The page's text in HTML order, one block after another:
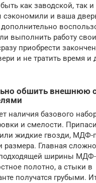
как заводской, так и
и ваша
выполнить работу
приобрести
и не тратить время и
обшить внешнюю
наличия базового
и смелости.
жидкие гвозди, МДФ-
размера. Главная
ширины
полотно, а стыки в
получатся грубыми.